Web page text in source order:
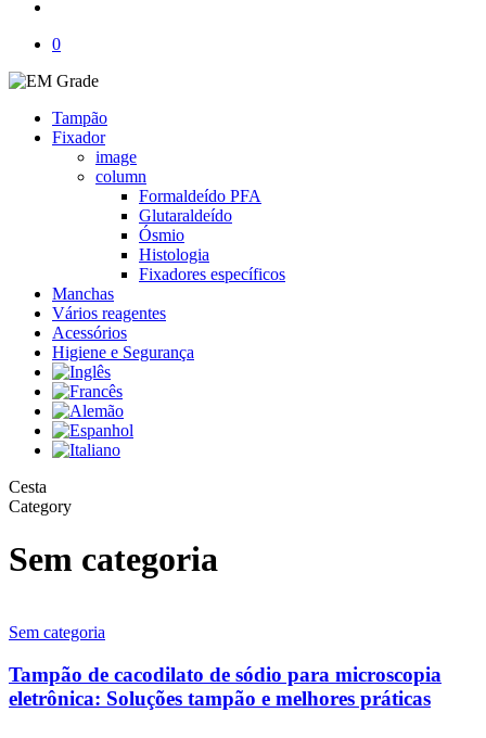
0
Tampão
Fixador
image
column
Formaldeído PFA
Glutaraldeído
Ósmio
Histologia
Fixadores específicos
Manchas
Vários reagentes
Acessórios
Higiene e Segurança
Cesta
Cart
Category
Sem categoria
de
de
sódio
para
Sem categoria
Tampão de cacodilato de sódio para microscopia
eletrônica: Soluções tampão e melhores práticas